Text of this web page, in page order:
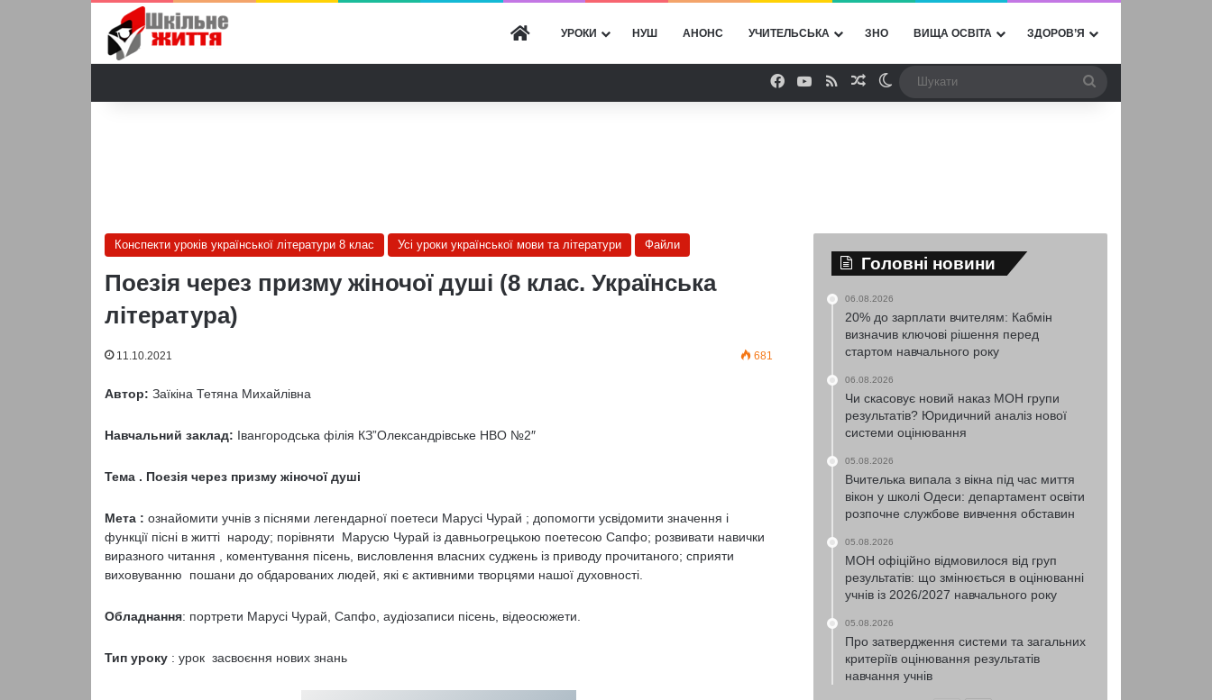
ГОЛОВНА
УРОКИ НУШ АНОНС УЧИТЕЛЬСЬКА ЗНО ВИЩА ОСВІТА ЗДОРОВ’Я
Facebook
YouTube
RSSВипадкова стаття
Switch skin
Конспекти уроків української літератури 8 клас Усі уроки української мови та літератури Файли
Поезія через призму жіночої душі (8 клас. Українська
література)
11.10.2021 681
Автор: Заїкіна Тетяна Михайлівна
Навчальний заклад: Івангородська філія КЗ”Олександрівське НВО №2″
Тема . Поезія через призму жіночої душі
Мета : ознайомити учнів з піснями легендарної поетеси Марусі Чурай ; допомогти усвідомити значення і
функції пісні в житті народу; порівняти Марусю Чурай із давньогрецькою поетесою Сапфо; розвивати навички
виразного читання , коментування пісень, висловлення власних суджень із приводу прочитаного; сприяти
виховуванню пошани до обдарованих людей, які є активними творцями нашої духовності.
Обладнання: портрети Марусі Чурай, Сапфо, аудіозаписи пісень, відеосюжети.
Тип уроку: урок засвоєння нових знань
Головні новини
06.08.2026
20% до зарплати вчителям: Кабмін
визначив ключові рішення перед
стартом навчального року
06.08.2026
Чи скасовує новий наказ МОН групи
результатів? Юридичний аналіз нової
системи оцінювання
05.08.2026
Вчителька випала з вікна під час миття
вікон у школі Одеси: департамент освіти
розпочне службове вивчення обставин
05.08.2026
МОН офіційно відмовилося від груп
результатів: що змінюється в оцінюванні
учнів із 2026/2027 навчального року
05.08.2026
Про затвердження системи та загальних
критеріїв оцінювання результатів
навчання учнів